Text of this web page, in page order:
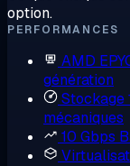
option.
PERFORMANCES
AMD
génération
Stockage
mécaniques
10 Gbps